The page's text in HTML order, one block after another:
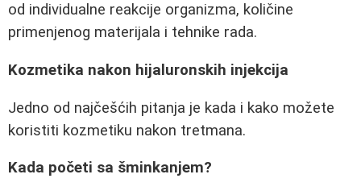
od individualne reakcije organizma, količine
primenjenog materijala i tehnike rada.
Kozmetika nakon hijaluronskih injekcija
Jedno od najčešćih pitanja je kada i kako možete
koristiti kozmetiku nakon tretmana.
Kada početi sa šminkanjem?